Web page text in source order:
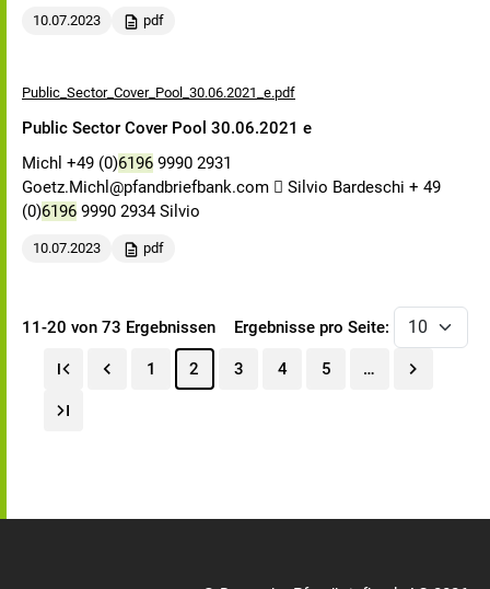
10.07.2023 pdf
Public_Sector_Cover_Pool_30.06.2021_e.pdf
Public Sector Cover Pool 30.06.2021 e
Michl +49 (0)6196 9990 2931
Goetz.Michl@pfandbriefbank.com  Silvio Bardeschi + 49
(0)6196 9990 2934 Silvio
10.07.2023 pdf
11-20 von 73 Ergebnissen Ergebnisse pro Seite:
1 2 3 4 5 …